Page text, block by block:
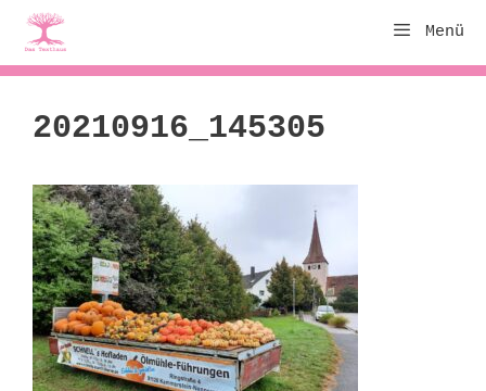
Zum
Inhalt
springen
Menü
20210916_145305